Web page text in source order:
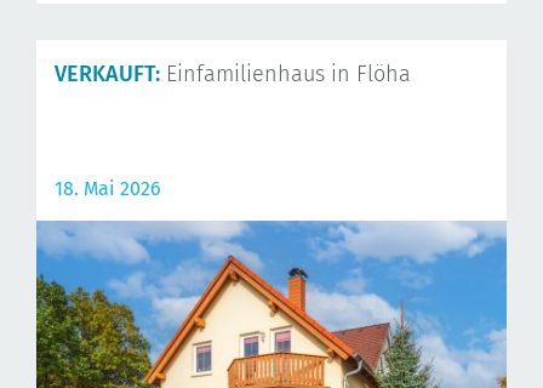
VERKAUFT: Einfamilienhaus in Flöha
18. Mai 2026